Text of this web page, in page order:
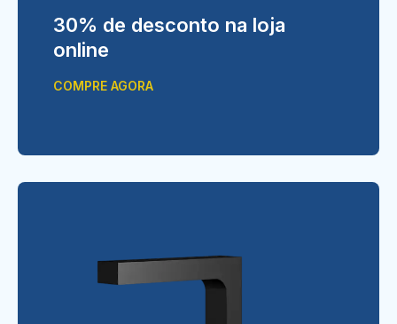
30% de desconto na loja
online
COMPRE AGORA